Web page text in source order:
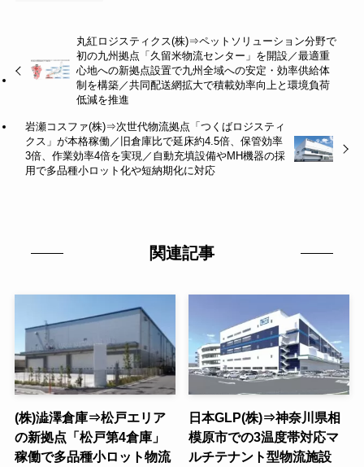
丸紅ロジスティクス(株)⇒ペットソリューション分野で
初の九州拠点「久留米物流センター」を開設／最適重
心地への新拠点設置で九州全域への安定・効率供給体
制を構築／共同配送網拡大で積載効率向上と環境負荷
低減を推進
岩瀬コスファ(株)⇒次世代物流拠点「つくばロジスティ
クス」が本格稼働／旧倉庫比で延床約4.5倍、保管効率
3倍、作業効率4倍を実現／自動充填設備やMH機器の採
用で多品種小ロット化や短納期化に対応
関連記事
(株)澁澤倉庫⇒松戸エリア
の新拠点「松戸第4倉庫」
稼働で多品種小ロット物流
日本GLP(株)⇒神奈川県相
模原市での3温度帯対応マ
ルチテナント型物流施設